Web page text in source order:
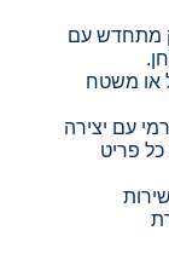
מתחדש עם
או משטח
עם יצירה
פריט